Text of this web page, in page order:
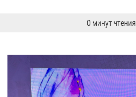
БЛОГ
0 минут чтения